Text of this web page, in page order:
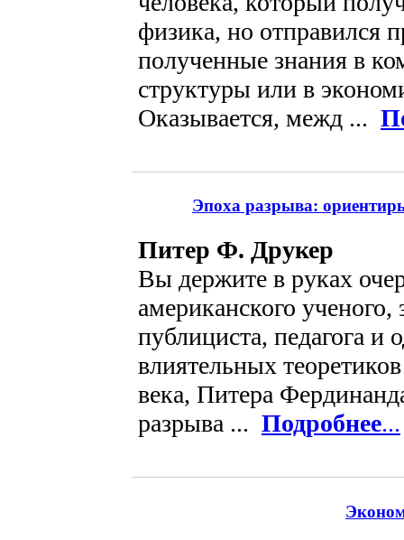
физика, но отправился
полученные знания в
структуры или в
Оказывается, межд ...
Эпоха разрыва:
Питер Ф. Друкер
Вы держите в руках
американского ученого,
публициста, педагога и
влиятельных
века, Питера
разрыва ... Подробнее...